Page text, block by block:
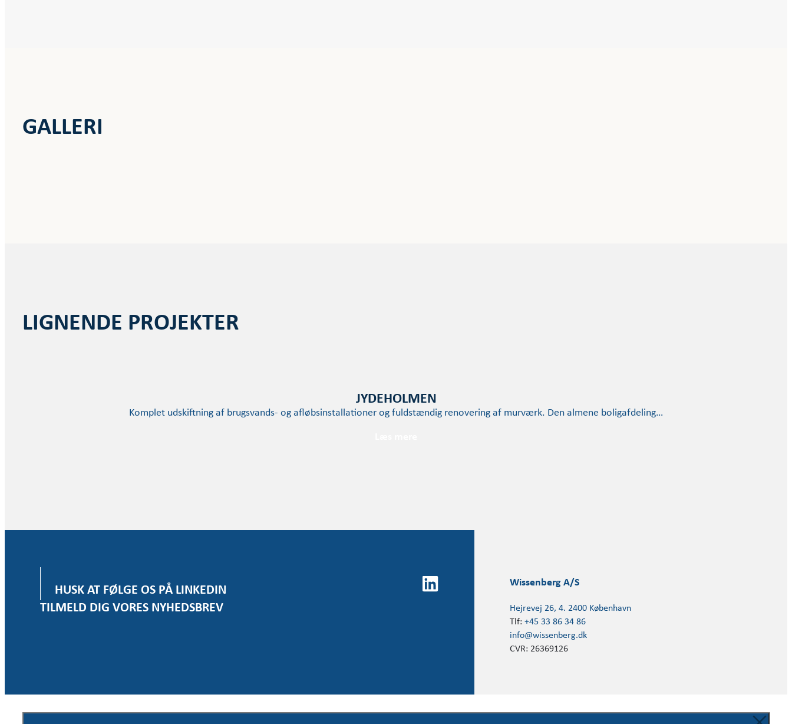
GALLERI
LIGNENDE PROJEKTER
JYDEHOLMEN
Komplet udskiftning af brugsvands- og afløbsinstallationer og fuldstændig renovering af murværk. Den almene boligafdeling…
HUSK AT FØLGE OS PÅ LINKEDIN
TILMELD DIG VORES NYHEDSBREV
Wissenberg A/S
Hejrevej 26, 4. 2400 København
Tlf: +45 33 86 34 86
info@wissenberg.dk
CVR: 26369126